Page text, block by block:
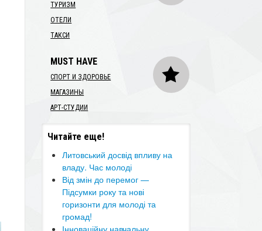
ТУРИЗМ
ОТЕЛИ
ТАКСИ
MUST HAVE
СПОРТ И ЗДОРОВЬЕ
МАГАЗИНЫ
АРТ-СТУДИИ
Читайте еще!
Литовський досвід впливу на
владу. Час молоді
​Від змін до перемог —
Підсумки року та нові
горизонти для молоді та
громад!
Інноваційну навчальну